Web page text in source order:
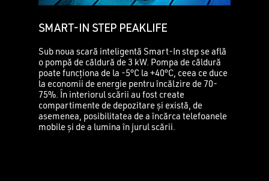
SMART-IN STEP PEAKLIFE
Sub noua scară inteligentă Smart-In step se află
o pompă de căldură de 3 kW. Pompa de căldură
poate funcționa de la -5°C la +40°C, ceea ce duce
la economii de energie pentru încălzire de 70-
75%. În interiorul scării au fost create
compartimente de depozitare și există, de
asemenea, posibilitatea de a încărca telefoanele
mobile și de a lumina în jurul scării.